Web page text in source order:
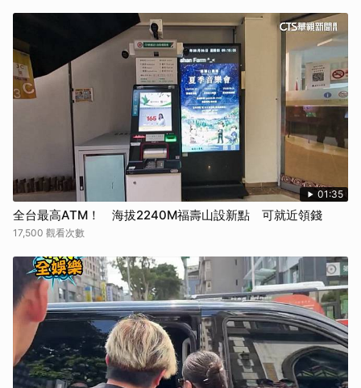
01:35
全台最高ATM！ 海拔2240M福壽山設新點 可就近領錢
17,500 觀看次數